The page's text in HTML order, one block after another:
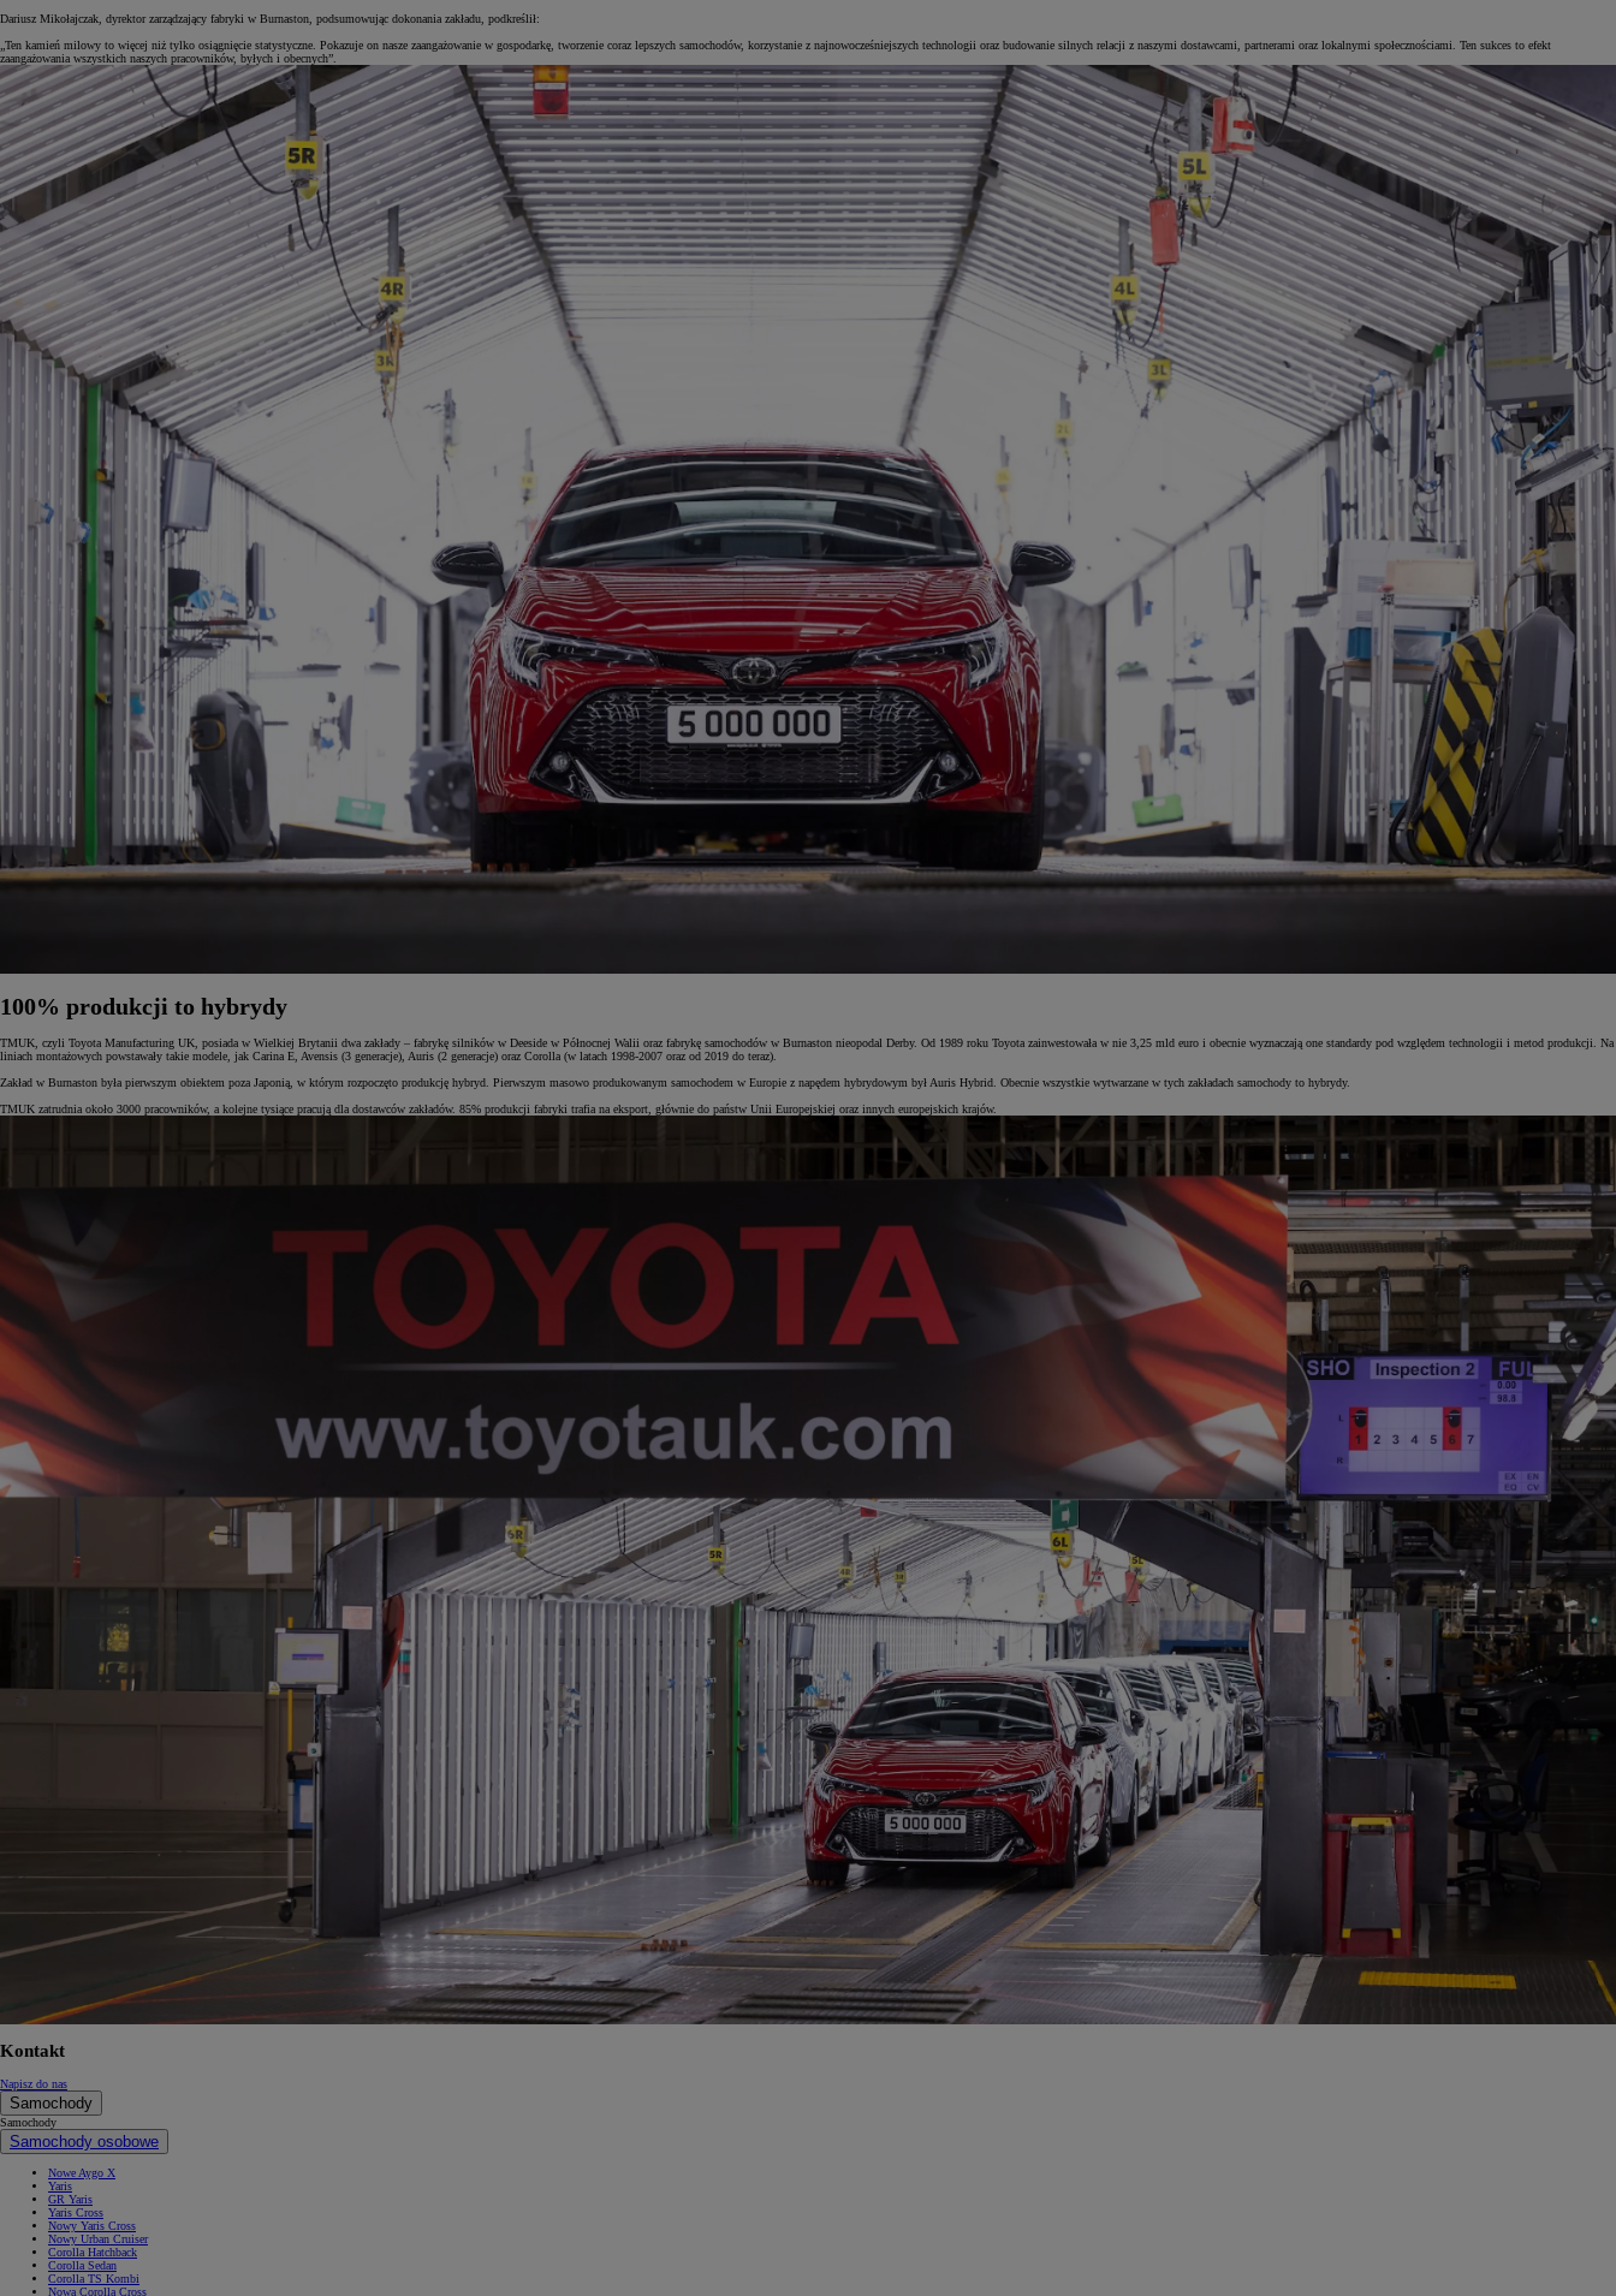
Yaris Cross
HYBRID
Dariusz Mikołajczak, dyrektor zarządzający fabryki w Burnaston, podsumowując dokonania zakładu, podkreślił:
„Ten kamień milowy to więcej niż tylko osiągnięcie statystyczne. Pokazuje on nasze zaangażowanie w gospodarkę, tworzenie coraz lepszych samochodów, korzystanie z najnowocześniejszych technologii oraz budowanie silnych relacji z naszymi dostawcami, partnerami oraz lokalnymi społecznościami. Ten sukces to efekt
zaangażowania wszystkich naszych pracowników, byłych i obecnych”.
100% produkcji to hybrydy
TMUK, czyli Toyota Manufacturing UK, posiada w Wielkiej Brytanii dwa zakłady – fabrykę silników w Deeside w Północnej Walii oraz fabrykę samochodów w Burnaston nieopodal Derby. Od 1989 roku Toyota zainwestowała w nie 3,25 mld euro i obecnie wyznaczają one standardy pod względem technologii i metod produkcji. Na
liniach montażowych powstawały takie modele, jak Carina E, Avensis (3 generacje), Auris (2 generacje) oraz Corolla (w latach 1998-2007 oraz od 2019 do teraz).
Zakład w Burnaston była pierwszym obiektem poza Japonią, w którym rozpoczęto produkcję hybryd. Pierwszym masowo produkowanym samochodem w Europie z napędem hybrydowym był Auris Hybrid. Obecnie wszystkie wytwarzane w tych zakładach samochody to hybrydy.
TMUK zatrudnia około 3000 pracowników, a kolejne tysiące pracują dla dostawców zakładów. 85% produkcji fabryki trafia na eksport, głównie do państw Unii Europejskiej oraz innych europejskich krajów.
Kontakt
Napisz do nas
Samochody
Samochody
Samochody osobowe
Nowe Aygo X
Yaris
GR Yaris
Yaris Cross
Nowy Yaris Cross
Nowy Urban Cruiser
Corolla Hatchback
Corolla Sedan
Corolla TS Kombi
Nowa Corolla Cross